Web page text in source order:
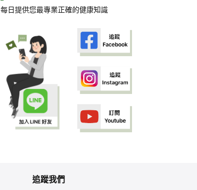
每日提供您最專業正確的健康知識
追蹤我們